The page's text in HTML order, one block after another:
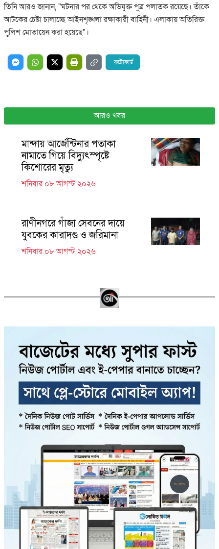
তিনি আরও জানান, "ঘটনার পর থেকে অভিযুক্ত পুত্র পলাতক রয়েছে। তাঁকে
আটকের চেষ্টা চালাচ্ছে আইনশৃঙ্খলা রক্ষাকারী বাহিনী। এলাকায় অতিরিক্ত
পুলিশ মোতায়েন করা হয়েছে"।
ফটোকার্ড
আরও খবর
মান্দায় আর্জেন্টিনার পতাকা
নামাতে গিয়ে বিদ্যুৎস্পৃষ্টে
কিশোরের মৃত্যু
শনিবার ০৮ আগস্ট ২০২৬
রাণীনগরে গাঁজা সেবনের দায়ে
যুবকের কারাদণ্ড ও জরিমানা
শনিবার ০৮ আগস্ট ২০২৬